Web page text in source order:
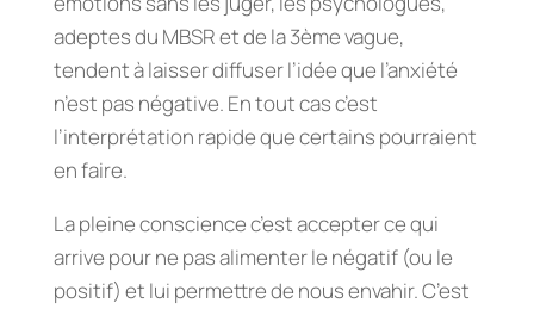
adeptes du MBSR et de la 3ème vague,
tendent à laisser diffuser l’idée que l’anxiété
n’est pas négative. En tout cas c’est
l’interprétation rapide que certains pourraient
en faire.
La pleine conscience c’est accepter ce qui
arrive pour ne pas alimenter le négatif (ou le
positif) et lui permettre de nous envahir. C’est